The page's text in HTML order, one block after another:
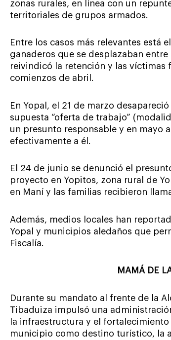
zonas rurales, en línea con un
territoriales de grupos armados.
Entre los casos más relevantes está
ganaderos que se desplazaban
reivindicó la retención y las víctimas
comienzos de abril.
En Yopal, el 21 de marzo
supuesta “oferta de trabajo”
un presunto responsable y en mayo
efectivamente a él.
El 24 de junio se denunció el
proyecto en Yopitos, zona rural de
en Maní y las familias recibieron
Además, medios locales han
Yopal y municipios aledaños que
Fiscalía.
MAMÁ DE
Durante su mandato al frente de la
Tibaduiza impulsó una
la infraestructura y el
municipio como destino turístico, la